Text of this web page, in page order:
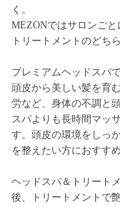
く。
MEZONではサロンご
トリートメントのどち
プレミアムヘッドスパ
頭皮から美しい髪を育
労など、身体の不調と
スパよりも長時間マッ
す。頭皮の環境をしっ
を整えたい方におすすめ
ヘッドスパ＆トリート
後、トリートメントで